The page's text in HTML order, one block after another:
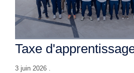
Taxe
3 juin 2026 .